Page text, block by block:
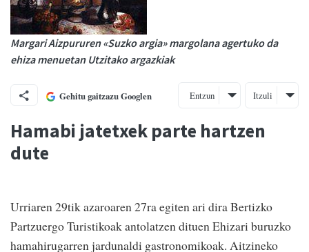
Margari Aizpururen «Suzko argia» margolana agertuko da
ehiza menuetan Utzitako argazkiak
Gehitu gaitzazu Googlen Entzun Itzuli
Hamabi jatetxek parte hartzen
dute
Urriaren 29tik azaroaren 27ra egiten ari dira Bertizko
Partzuergo Turistikoak antolatzen dituen Ehizari buruzko
hamahirugarren jardunaldi gastronomikoak. Aitzineko